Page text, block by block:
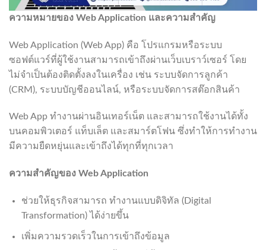
ความหมายของ Web Application และความสำคัญ
Web Application (Web App) คือ โปรแกรมหรือระบบ
ซอฟต์แวร์ที่ผู้ใช้งานสามารถเข้าถึงผ่านเว็บเบราว์เซอร์ โดย
ไม่จำเป็นต้องติดตั้งลงในเครื่อง เช่น ระบบจัดการลูกค้า
(CRM), ระบบบัญชีออนไลน์, หรือระบบจัดการสต๊อกสินค้า
Web App ทำงานผ่านอินเทอร์เน็ต และสามารถใช้งานได้ทั้ง
บนคอมพิวเตอร์ แท็บเล็ต และสมาร์ตโฟน ซึ่งทำให้การทำงาน
มีความยืดหยุ่นและเข้าถึงได้ทุกที่ทุกเวลา
ความสำคัญของ Web Application
ช่วยให้ธุรกิจสามารถ ทำงานแบบดิจิทัล (Digital
Transformation) ได้ง่ายขึ้น
เพิ่มความรวดเร็วในการเข้าถึงข้อมูล